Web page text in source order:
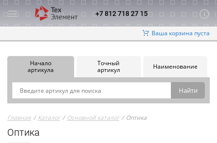
+7 812 718 27 15
Ваша корзина пуста
Начало
артикула
Точный
артикул
Наименование
Главная / Каталог / Основной каталог / Оптика
Оптика